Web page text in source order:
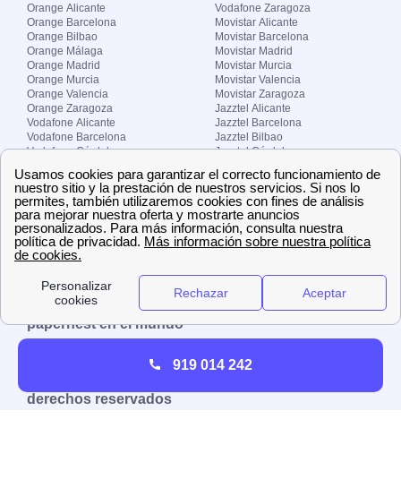
Orange Alicante
Orange Barcelona
Orange Bilbao
Orange Málaga
Orange Madrid
Orange Murcia
Orange Valencia
Orange Zaragoza
Vodafone Alicante
Vodafone Barcelona
Vodafone Córdoba
Vodafone Madrid
Vodafone Murcia
Vodafone Valencia
Vodafone Zaragoza
Movistar Alicante
Movistar Barcelona
Movistar Madrid
Movistar Murcia
Movistar Valencia
Movistar Zaragoza
Jazztel Alicante
Jazztel Barcelona
Jazztel Bilbao
Jazztel Córdoba
Jazztel Málaga
Jazztel Valencia
Jazztel Zaragoza
Sobre Zona-internet.com
¿Quiénes somos?
El grupo papernest
Aviso legal Nuestras ofertas de trabajo
papernest en el mundo
Reino Unido
derechos reservados
919 014 242